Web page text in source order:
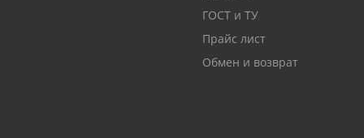
ГОСТ и ТУ
Прайс лист
Обмен и возврат